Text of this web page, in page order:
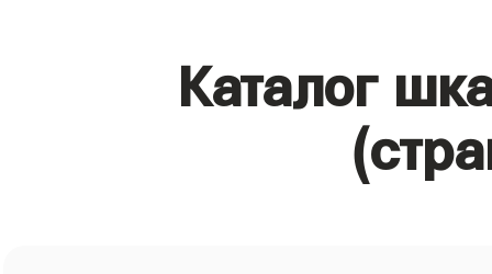
Каталог